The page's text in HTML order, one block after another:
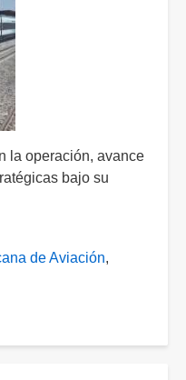
la operación, avance
bajo su
de Aviación